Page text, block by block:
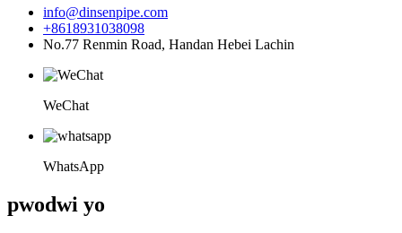
info@dinsenpipe.com
+8618931038098
No.77 Renmin Road, Handan Hebei Lachin
WeChat
WhatsApp
pwodwi yo